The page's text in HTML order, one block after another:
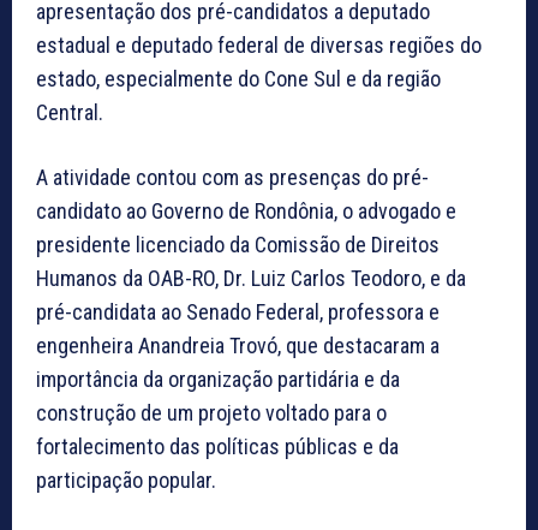
apresentação dos pré-candidatos a deputado
estadual e deputado federal de diversas regiões do
estado, especialmente do Cone Sul e da região
Central.
A atividade contou com as presenças do pré-
candidato ao Governo de Rondônia, o advogado e
presidente licenciado da Comissão de Direitos
Humanos da OAB-RO, Dr. Luiz Carlos Teodoro, e da
pré-candidata ao Senado Federal, professora e
engenheira Anandreia Trovó, que destacaram a
importância da organização partidária e da
construção de um projeto voltado para o
fortalecimento das políticas públicas e da
participação popular.